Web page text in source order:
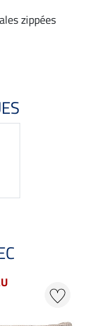
zippées